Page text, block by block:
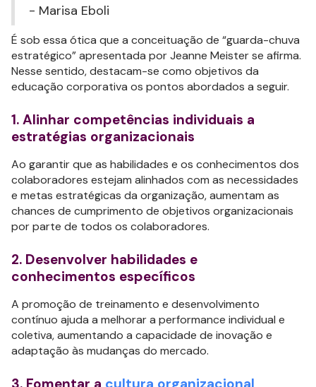
- Marisa Eboli
É sob essa ótica que a conceituação de “guarda-chuva
estratégico” apresentada por Jeanne Meister se afirma.
Nesse sentido, destacam-se como objetivos da
educação corporativa os pontos abordados a seguir.
1. Alinhar competências individuais a
estratégias organizacionais
Ao garantir que as habilidades e os conhecimentos dos
colaboradores estejam alinhados com as necessidades
e metas estratégicas da organização, aumentam as
chances de cumprimento de objetivos organizacionais
por parte de todos os colaboradores.
2. Desenvolver habilidades e
conhecimentos específicos
A promoção de treinamento e desenvolvimento
contínuo ajuda a melhorar a performance individual e
coletiva, aumentando a capacidade de inovação e
adaptação às mudanças do mercado.